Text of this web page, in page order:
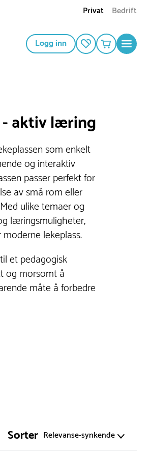
Privat Bedrift
Logg inn
- aktiv læring
som enkelt
og interaktiv
passer perfekt for
av små rom eller
ulike temaer og
læringsmuligheter,
lekeplass.
et pedagogisk
og morsomt å
måte å forbedre
Sorter Relevanse-synkende